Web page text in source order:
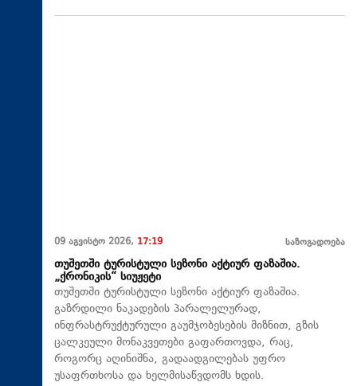
09 აგვისტო 2026, 17:19 საზოგადოება
თუშეთში ტურისტული სეზონი აქტიურ ფაზაშია.
„ქრონიკის“ სიუჟეტი
თუშეთში ტურისტული სეზონი აქტიურ ფაზაშია.
გაზრდილი ნაკადების პარალელურად,
ინფრასტრუქტურული გაუმჯობესების მიზნით, გზის
ცალკეული მონაკვეთები გაფართოვდა, რაც,
როგორც აღინიშნა, გადაადგილებას უფრო
უსაფრთხოსა და ხელმისაწვდომს ხდის.